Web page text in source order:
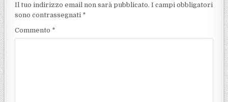
Il tuo indirizzo email non sarà pubblicato. I campi obbligatori
sono contrassegnati *
Commento *